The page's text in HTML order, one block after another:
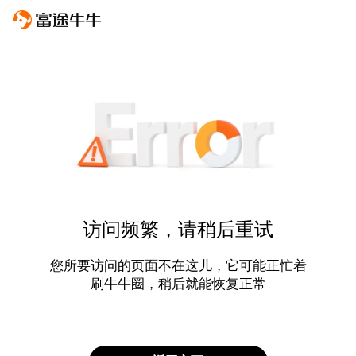
访问频繁，请稍后重试
您所要访问的页面不在这儿，它可能正忙着
刷牛牛圈，稍后就能恢复正常